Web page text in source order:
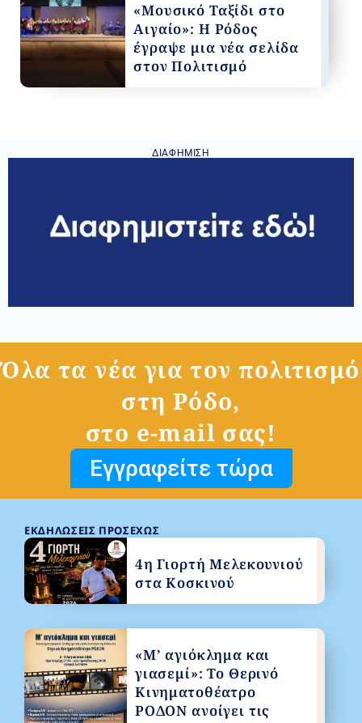
«Μουσικό Ταξίδι στο
Αιγαίο»: Η Ρόδος
έγραψε μια νέα σελίδα
στον Πολιτισμό
ΔΙΑΦΉΜΙΣΗ
Όλα τα νέα για τον πολιτισμό
στη Ρόδο,
στο e-mail σας!
Εγγραφείτε τώρα
ΕΚΔΗΛΏΣΕΙΣ ΠΡΟΣΕΧΏΣ
4η Γιορτή Μελεκουνιού
στα Κοσκινού
«Μ’ αγιόκλημα και
γιασεμί»: Το Θερινό
Κινηματοθέατρο
ΡΟΔΟΝ ανοίγει τις